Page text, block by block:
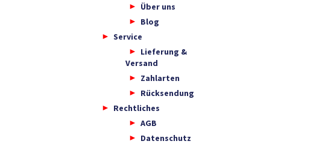
Über uns
Blog
Service
Lieferung &
Versand
Zahlarten
Rücksendung
Rechtliches
AGB
Datenschutz